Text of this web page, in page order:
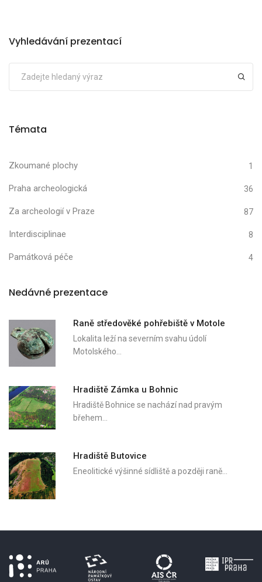
Vyhledávání prezentací
Témata
Zkoumané plochy 1
Praha archeologická 36
Za archeologií v Praze 87
Interdisciplinae 8
Památková péče 4
Nedávné prezentace
Raně středověké pohřebiště v Motole
Lokalita leží na severním svahu údolí
Motolského…
Hradiště Zámka u Bohnic
Hradiště Bohnice se nachází nad pravým
břehem…
Hradiště Butovice
Eneolitické výšinné sídliště a později raně…